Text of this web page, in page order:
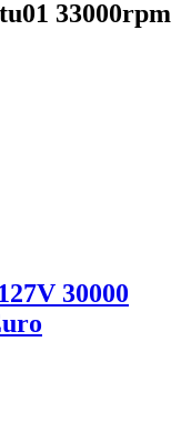
33000rpm
30000